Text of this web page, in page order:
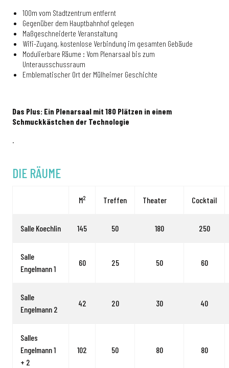
100m vom Stadtzentrum entfernt
Gegenüber dem Hauptbahnhof gelegen
Maßgeschneiderte Veranstaltung
Wifi-Zugang, kostenlose Verbindung im gesamten Gebäude
Modulierbare Räume : Vom Plenarsaal bis zum
Unterausschussraum
Emblematischer Ort der Mülheimer Geschichte
Das Plus: Ein Plenarsaal mit 180 Plätzen in einem
Schmuckkästchen der Technologie
.
DIE RÄUME
M2 Treffen Theater Cocktail
Salle Koechlin 145 50 180 250
Salle
Engelmann 1
60 25 50 60
Salle
Engelmann 2
42 20 30 40
Salles
Engelmann 1
+ 2
102 50 80 80